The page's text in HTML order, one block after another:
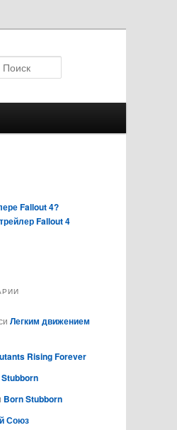
Fallout 4?
Fallout 4
Легким движением
Rising Forever
Born Stubborn
Союз